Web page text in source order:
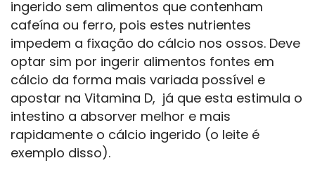
ingerido sem alimentos que contenham
cafeína ou ferro, pois estes nutrientes
impedem a fixação do cálcio nos ossos. Deve
optar sim por ingerir alimentos fontes em
cálcio da forma mais variada possível e
apostar na Vitamina D, já que esta estimula o
intestino a absorver melhor e mais
rapidamente o cálcio ingerido (o leite é
exemplo disso).